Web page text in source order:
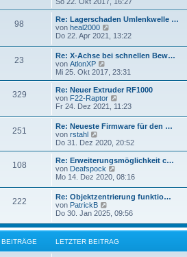
u
e
s
t
e
r
B
i
t
r
a
g
98
Re: Lagerschaden Umlenkwelle …
von heal2000
e
e
s
e
r
B
e
i
t
r
g
Do 22. Apr 2021, 13:22
23
Re: X-Achse bei schnellen Bew…
von AtlonXP
e
u
e
s
t
r
B
i
t
r
a
g
Mi 25. Okt 2017, 23:31
329
Re: Neuer Extruder RF1000
von F22-Raptor
e
s
t
e
r
B
i
t
r
g
Fr 24. Dez 2021, 11:23
251
Re: Neueste Firmware für den …
von rstahl
e
u
e
s
t
B
e
i
t
r
a
Do 31. Dez 2020, 20:52
108
Re: Erweiterungsmöglichkeit c…
von Deafspock
e
s
t
e
r
B
e
i
Mo 14. Dez 2020, 08:16
222
Re: Objektzentrierung funktio…
von PatrickB
e
e
t
e
Do 30. Jan 2025, 09:56
BEITRÄGE LETZTER BEITRAG